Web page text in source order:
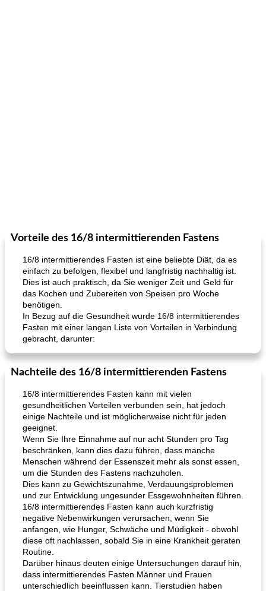
Vorteile des 16/8 intermittierenden Fastens
16/8 intermittierendes Fasten ist eine beliebte Diät, da es
einfach zu befolgen, flexibel und langfristig nachhaltig ist.
Dies ist auch praktisch, da Sie weniger Zeit und Geld für
das Kochen und Zubereiten von Speisen pro Woche
benötigen.
In Bezug auf die Gesundheit wurde 16/8 intermittierendes
Fasten mit einer langen Liste von Vorteilen in Verbindung
gebracht, darunter:
Nachteile des 16/8 intermittierenden Fastens
16/8 intermittierendes Fasten kann mit vielen
gesundheitlichen Vorteilen verbunden sein, hat jedoch
einige Nachteile und ist möglicherweise nicht für jeden
geeignet.
Wenn Sie Ihre Einnahme auf nur acht Stunden pro Tag
beschränken, kann dies dazu führen, dass manche
Menschen während der Essenszeit mehr als sonst essen,
um die Stunden des Fastens nachzuholen.
Dies kann zu Gewichtszunahme, Verdauungsproblemen
und zur Entwicklung ungesunder Essgewohnheiten führen.
16/8 intermittierendes Fasten kann auch kurzfristig
negative Nebenwirkungen verursachen, wenn Sie
anfangen, wie Hunger, Schwäche und Müdigkeit - obwohl
diese oft nachlassen, sobald Sie in eine Krankheit geraten
Routine.
Darüber hinaus deuten einige Untersuchungen darauf hin,
dass intermittierendes Fasten Männer und Frauen
unterschiedlich beeinflussen kann. Tierstudien haben